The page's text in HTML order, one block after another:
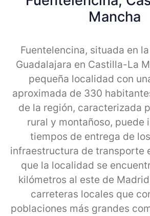
Mancha
Fuentelencina, situada en
Guadalajara en Castilla-La
pequeña localidad con
aproximada de 330
de la región, caracterizada
rural y montañoso, puede
tiempos de entrega de
infraestructura de transporte
que la localidad se
kilómetros al este de
carreteras locales que
poblaciones más grandes